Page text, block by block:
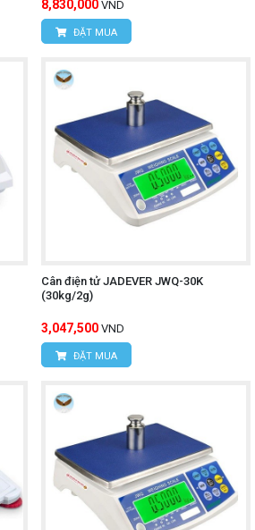
8,830,000 VND
ĐẶT MUA
Cân điện tử JADEVER JWQ-30K
(30kg/2g)
3,047,500 VND
ĐẶT MUA